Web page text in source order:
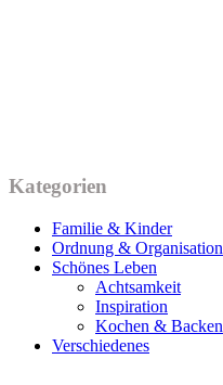
Kategorien
Familie & Kinder
Ordnung & Organisation
Schönes Leben
Achtsamkeit
Inspiration
Kochen & Backen
Verschiedenes